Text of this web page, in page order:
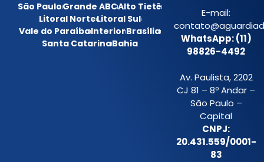
São PauloGrande ABCAlto Tietê
Litoral NorteLitoral Sul
Vale do ParaíbaInteriorBrasília
Santa CatarinaBahia
E-mail:
WhatsApp: (11)
98826-4492
Av. Paulista, 2202
CJ 81 – 8º Andar –
São Paulo –
Capital
CNPJ:
20.431.559/0001-
83